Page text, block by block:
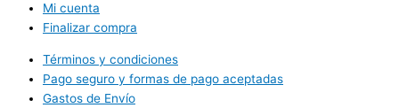
Mi cuenta
Finalizar compra
Términos y condiciones
Pago seguro y formas de pago aceptadas
Gastos de Envío